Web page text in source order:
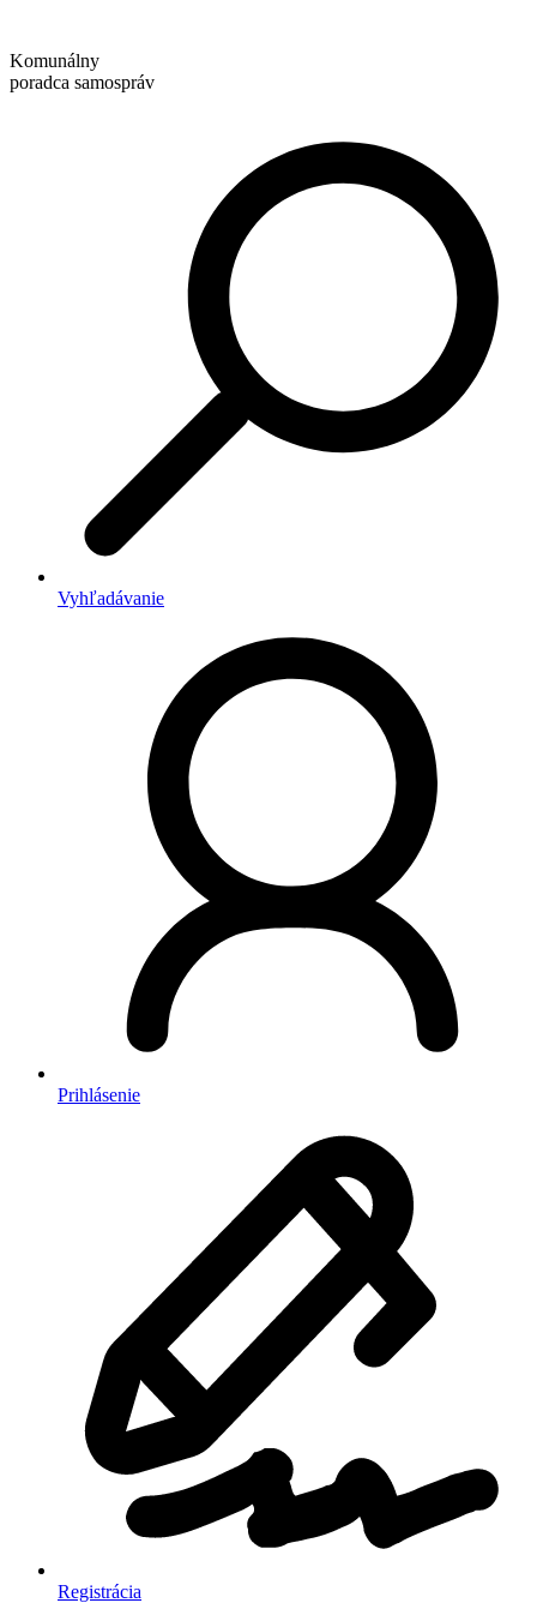
obsah
Komunálny
poradca samospráv
Vyhľadávanie
Prihlásenie
Registrácia